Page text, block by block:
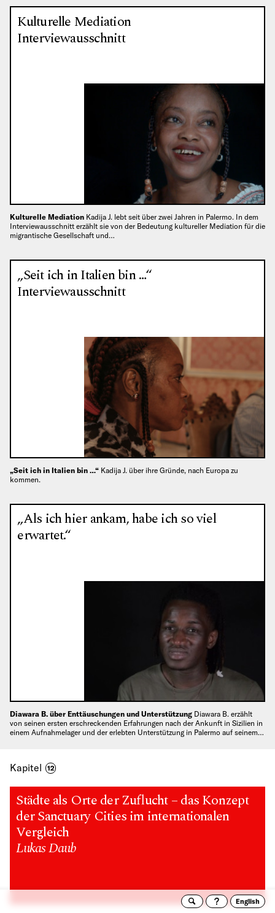
Kulturelle Mediation
Interviewausschnitt
Kulturelle Mediation Kadija J. lebt seit über zwei Jahren in Palermo. In dem
Interviewausschnitt erzählt sie von der Bedeutung kultureller Mediation für die
migrantische Gesellschaft und…
„Seit ich in Italien bin …“
Interviewausschnitt
„Seit ich in Italien bin …“ Kadija J. über ihre Gründe, nach Europa zu
kommen.
„Als ich hier ankam, habe ich so viel
erwartet.“
Diawara B. über Enttäuschungen und Unterstützung Diawara B. erzählt
von seinen ersten erschreckenden Erfahrungen nach der Ankunft in Sizilien in
einem Aufnahmelager und der erlebten Unterstützung in Palermo auf seinem…
Kapitel 12
Städte als Orte der Zuflucht – das Konzept
der Sanctuary Cities im internationalen
Vergleich
Lukas Daub
Suche
English